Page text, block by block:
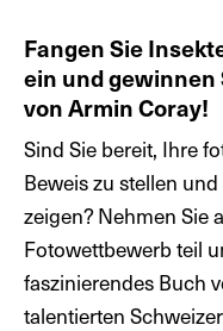
Fangen Sie
ein und gewinnen
von Armin Coray!
Sind Sie bereit, Ihre
Beweis zu stellen
zeigen? Nehmen Sie
Fotowettbewerb teil
faszinierendes Buch
talentierten